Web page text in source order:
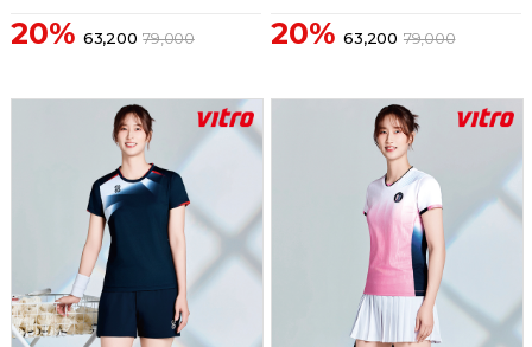
20% 63,200 79,000 20% 63,200 79,000